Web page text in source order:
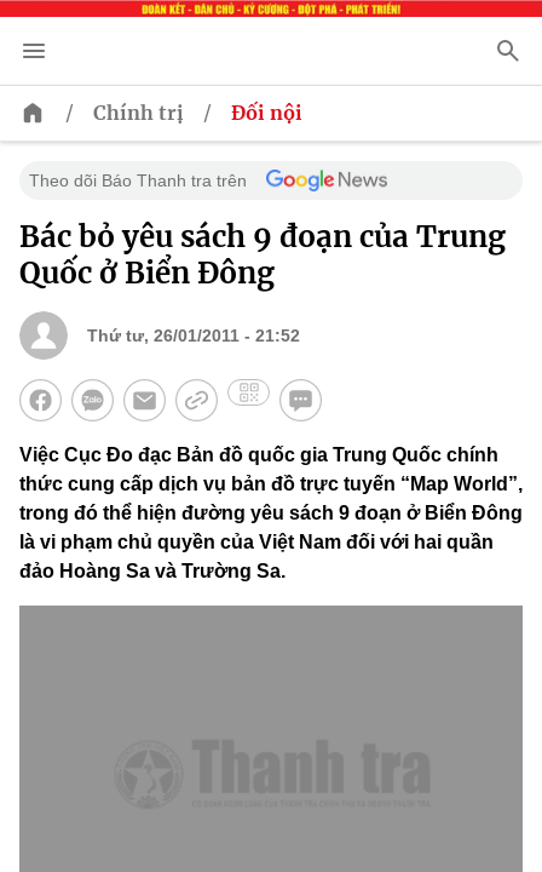
/ Chính trị / Đối nội
Theo dõi Báo Thanh tra trên
Bác bỏ yêu sách 9 đoạn của Trung
Quốc ở Biển Đông
Thứ tư, 26/01/2011 - 21:52
Việc Cục Đo đạc Bản đồ quốc gia Trung Quốc chính
thức cung cấp dịch vụ bản đồ trực tuyến “Map World”,
trong đó thể hiện đường yêu sách 9 đoạn ở Biển Đông
là vi phạm chủ quyền của Việt Nam đối với hai quần
đảo Hoàng Sa và Trường Sa.